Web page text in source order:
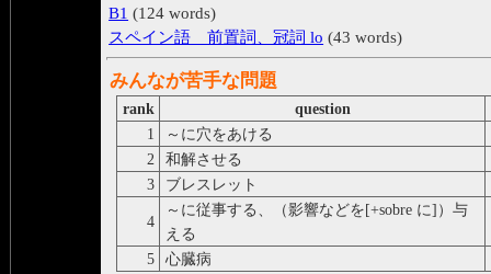
B1 (124 words)
スペイン語 前置詞、冠詞 lo (43 words)
みんなが苦手な問題
rank
question
1
～に穴をあける
2
和解させる
3
ブレスレット
4
～に従事する、（影響などを[+sobre に]）与
える
5 心臓病